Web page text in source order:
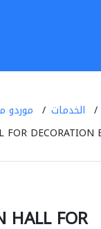
الخدمات
موردو
FOR DECORATION
HALL FOR